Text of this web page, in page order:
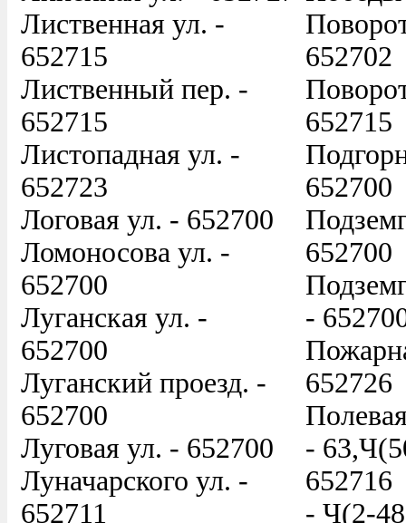
Лиственная ул. -
652715
Лиственный пер. -
652715
Листопадная ул. -
652723
Логовая ул. - 652700
Ломоносова ул. -
652700
Луганская ул. -
652700
Луганский проезд. -
652700
Луговая ул. - 652700
Луначарского ул. -
652711
652702
652715
652700
652700
-
652726
-
652716
- Ч(2-